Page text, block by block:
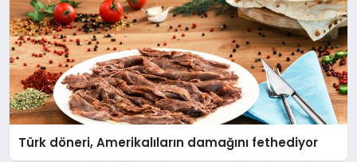
Türk döneri, Amerikalıların damağını fethediyor